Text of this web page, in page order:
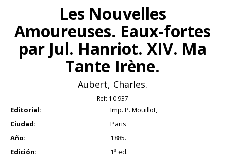
Les Nouvelles
Amoureuses. Eaux-fortes
par Jul. Hanriot. XIV. Ma
Tante Irène.
Aubert, Charles.
Ref: 10.937
Editorial:
Imp. P. Mouillot,
Ciudad:
Paris
Año:
1885.
Edición:
1ª ed.